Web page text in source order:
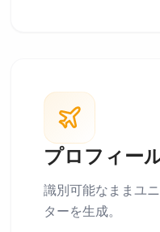
プロフィー
識別可能なままユ
ターを生成。